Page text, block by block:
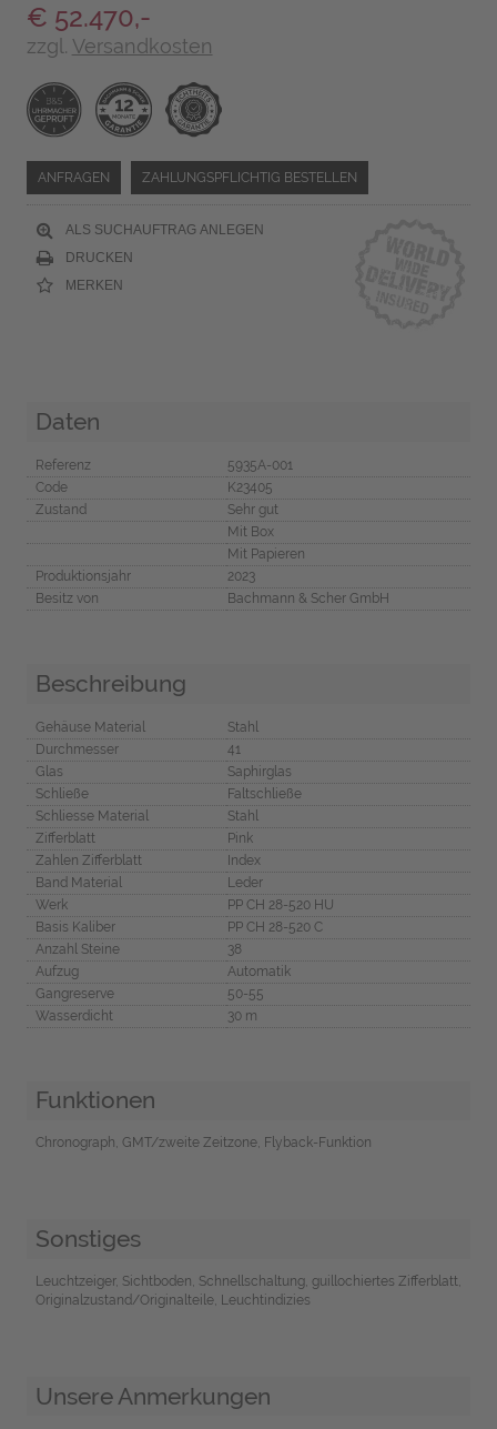
€ 52.470,-
zzgl. Versandkosten
ANFRAGEN ZAHLUNGSPFLICHTIG BESTELLEN
ALS SUCHAUFTRAG ANLEGEN
DRUCKEN
MERKEN
Daten
Referenz
5935A-001
Code
K23405
Zustand
Sehr gut
Mit Box
Mit Papieren
Produktionsjahr
2023
Besitz von
Bachmann & Scher GmbH
Beschreibung
Gehäuse Material
Stahl
Durchmesser
41
Glas
Saphirglas
Schließe
Faltschließe
Schliesse Material
Stahl
Zifferblatt
Pink
Zahlen Zifferblatt
Index
Band Material
Leder
Werk
PP CH 28-520 HU
Basis Kaliber
PP CH 28-520 C
Anzahl Steine
38
Aufzug
Automatik
Gangreserve
50-55
Wasserdicht
30 m
Funktionen
Chronograph, GMT/zweite Zeitzone, Flyback-Funktion
Sonstiges
Leuchtzeiger, Sichtboden, Schnellschaltung, guillochiertes Zifferblatt,
Originalzustand/Originalteile, Leuchtindizies
Unsere Anmerkungen